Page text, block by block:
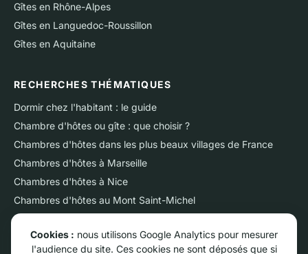
Gîtes en Rhône-Alpes
Gîtes en Languedoc-Roussillon
Gîtes en Aquitaine
RECHERCHES THÉMATIQUES
Dormir chez l'habitant : le guide
Chambre d'hôtes ou gîte : que choisir ?
Chambres d'hôtes dans les plus beaux villages de France
Chambres d'hôtes à Marseille
Chambres d'hôtes à Nice
Chambres d'hôtes au Mont Saint-Michel
Chambres d'hôtes sur l'Ile de Ré
Chambres d'hôtes près du Futuroscope
Cookies : nous utilisons Google Analytics pour mesurer
l'audience du site. Ces cookies ne sont déposés que si